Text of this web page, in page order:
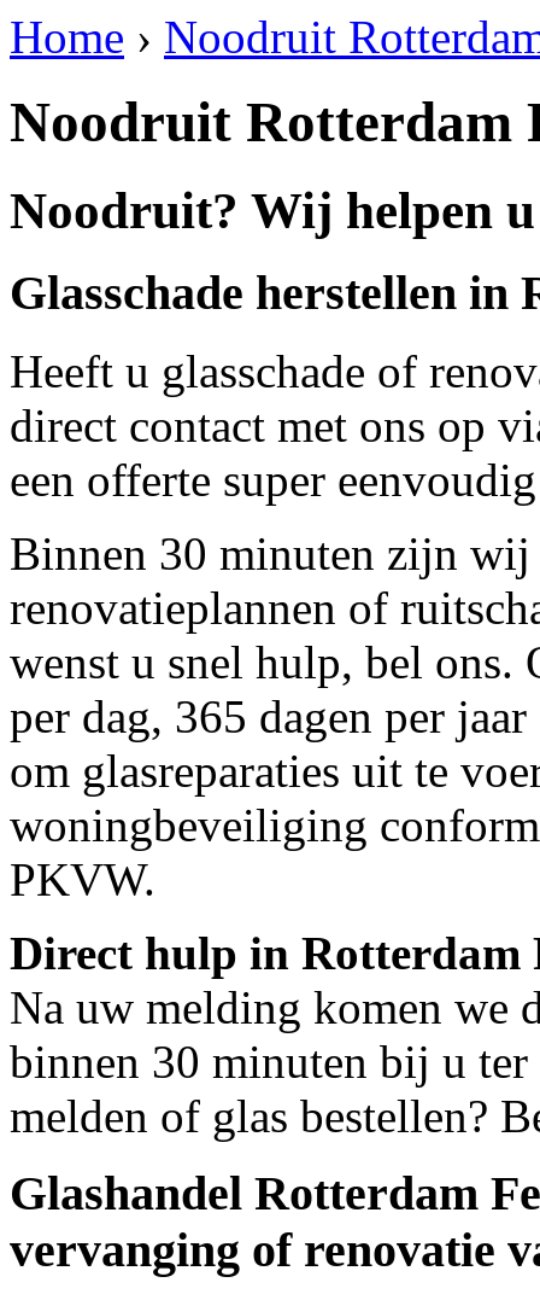
Home › Noodruit
Noodruit Rotterdam
Noodruit? Wij helpen
Glasschade herstellen
Heeft u glasschade of
direct contact met ons op
een offerte super
Binnen 30 minuten zijn wij
renovatieplannen of
wenst u snel hulp, bel ons.
per dag, 365 dagen per
om glasreparaties uit te
woningbeveiliging
PKVW.
Direct hulp in Rotterdam
Na uw melding komen we
binnen 30 minuten bij u ter
melden of glas bestellen?
Glashandel Rotterdam
vervanging of renovatie